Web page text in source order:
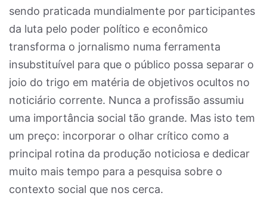
sendo praticada mundialmente por participantes
da luta pelo poder político e econômico
transforma o jornalismo numa ferramenta
insubstituível para que o público possa separar o
joio do trigo em matéria de objetivos ocultos no
noticiário corrente. Nunca a profissão assumiu
uma importância social tão grande. Mas isto tem
um preço: incorporar o olhar crítico como a
principal rotina da produção noticiosa e dedicar
muito mais tempo para a pesquisa sobre o
contexto social que nos cerca.